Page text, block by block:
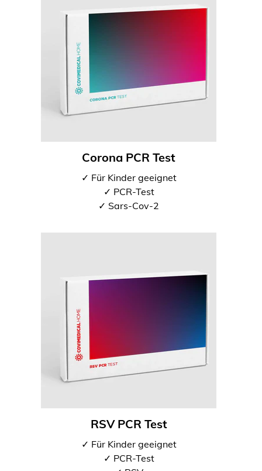
Corona PCR Test
✓ Für Kinder geeignet
✓ PCR-Test
✓ Sars-Cov-2
RSV PCR Test
✓ Für Kinder geeignet
✓ PCR-Test